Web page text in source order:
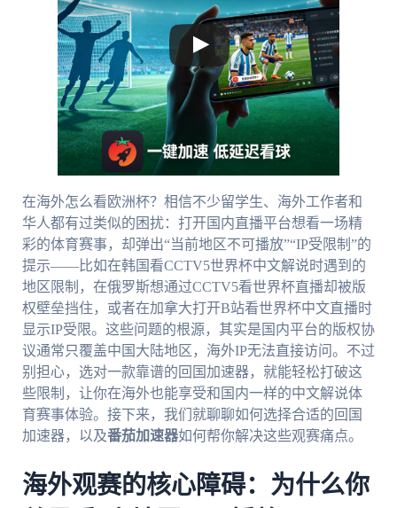
在海外怎么看欧洲杯？相信不少留学生、海外工作者和
华人都有过类似的困扰：打开国内直播平台想看一场精
彩的体育赛事，却弹出“当前地区不可播放”“IP受限制”的
提示——比如在韩国看CCTV5世界杯中文解说时遇到的
地区限制，在俄罗斯想通过CCTV5看世界杯直播却被版
权壁垒挡住，或者在加拿大打开B站看世界杯中文直播时
显示IP受限。这些问题的根源，其实是国内平台的版权协
议通常只覆盖中国大陆地区，海外IP无法直接访问。不过
别担心，选对一款靠谱的回国加速器，就能轻松打破这
些限制，让你在海外也能享受和国内一样的中文解说体
育赛事体验。接下来，我们就聊聊如何选择合适的回国
加速器，以及番茄加速器如何帮你解决这些观赛痛点。
海外观赛的核心障碍：为什么你